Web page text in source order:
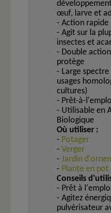
œuf, larve et
- Action rapide
- Agit sur la
insectes et
- Double
protège
- Large
usages
cultures)
- Prêt-à-
- Utilisable en
Biologique
Où utiliser :
- Potager
-Verger
-Jardin
- Plante en
Conseils
- Prêt à
-Agitez
pulvérisateur